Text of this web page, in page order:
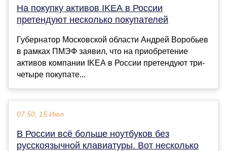
На покупку активов IKEA в России
претендуют несколько покупателей
Губернатор Московской области Андрей Воробьев
в рамках ПМЭФ заявил, что на приобретение
активов компании IKEA в России претендуют три-
четыре покупате...
07:50, 15 Июл
В России всё больше ноутбуков без
русскоязычной клавиатуры. Вот несколько